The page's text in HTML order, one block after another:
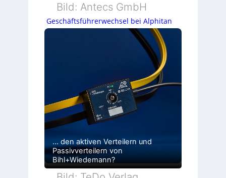
Bild: Antecs GmbH
Geschäftsführerwechsel bei Alphitan
… den aktiven Verteilern und
Passivverteilern von
Bihl+Wiedemann?